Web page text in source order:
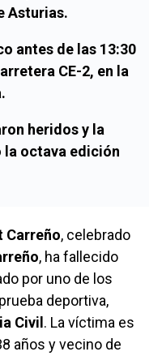
Asturias.
antes de las 13:30
CE-2, en la
heridos y la
la octava edición
Carreño, celebrado
, ha fallecido
por uno de los
deportiva,
Civil. La víctima es
años y vecino de